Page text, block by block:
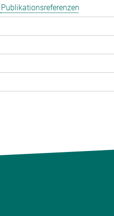
Publikationsreferenzen